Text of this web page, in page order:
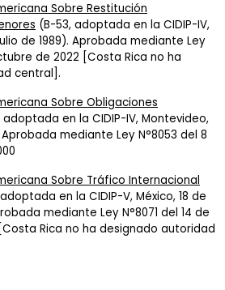
Sobre Restitución
(B-53, adoptada en la CIDIP-IV,
de 1989). Aprobada mediante Ley
de 2022 [Costa Rica no ha
central].
Sobre Obligaciones
adoptada en la CIDIP-IV, Montevideo,
Aprobada mediante Ley N°8053 del 8
Sobre Tráfico Internacional
en la CIDIP-V, México, 18 de
mediante Ley N°8071 del 14 de
Rica no ha designado autoridad